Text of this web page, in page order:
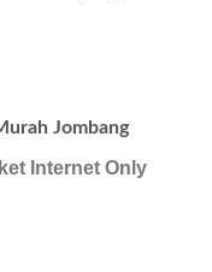
Jombang
Internet Only